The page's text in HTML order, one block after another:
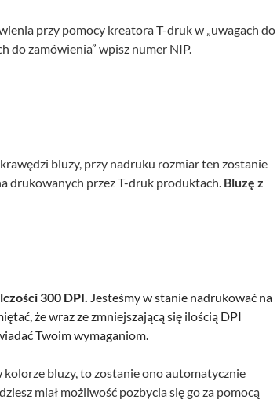
przy pomocy kreatora T-druk w „uwagach do
do zamówienia” wpisz numer NIP.
bluzy, przy nadruku rozmiar ten zostanie
drukowanych przez T-druk produktach.Bluzę z
300 DPI. Jesteśmy w stanie nadrukować na
że wraz ze zmniejszającą się ilością DPI
Twoim wymaganiom.
kolorze bluzy, to zostanie ono automatycznie
miał możliwość pozbycia się go za pomocą